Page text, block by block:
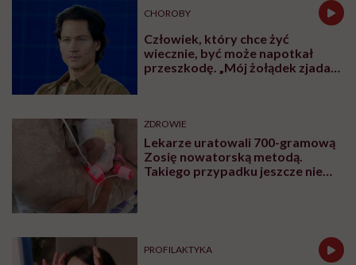
CHOROBY
Człowiek, który chce żyć
wiecznie, być może napotkał
przeszkodę. „Mój żołądek zjada
ZDROWIE
Lekarze uratowali 700-gramową
Zosię nowatorską metodą.
Takiego przypadku jeszcze nie
PROFILAKTYKA